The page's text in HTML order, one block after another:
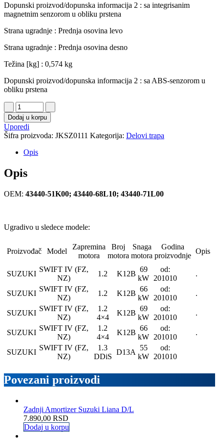
Dopunski proizvod/dopunska informacija 2 : sa integrisanim
magnetnim senzorom u obliku prstena
Strana ugradnje : Prednja osovina levo
Strana ugradnje : Prednja osovina desno
Težina [kg] : 0,574 kg
Dopunski proizvod/dopunska informacija 2 : sa ABS-senzorom u
obliku prstena
Dodaj u korpu
Uporedi
Šifra proizvoda: JKSZ0111 Kategorija: Delovi trapa
Opis
Opis
OEM: 43440-51K00; 43440-68L10; 43440-71L00
Ugradivo u sledece modele:
Proizvođač Model
Zapremina
motora
Broj
motora
Snaga
motora
Godina
proizvodnje
Opis
SUZUKI
SWIFT IV (FZ,
NZ)
1.2 K12B
69
kW
od:
201010
.
SUZUKI
SWIFT IV (FZ,
NZ)
1.2 K12B
66
kW
od:
201010
.
SUZUKI
SWIFT IV (FZ,
NZ)
1.2
4×4
K12B
69
kW
od:
201010
.
SUZUKI
SWIFT IV (FZ,
NZ)
1.2
4×4
K12B
66
kW
od:
201010
.
SUZUKI
SWIFT IV (FZ,
NZ)
1.3
DDiS
D13A
55
kW
od:
201010
Povezani proizvodi
Zadnji Amortizer Suzuki Liana D/L
7.890,00 RSD
Dodaj u korpu